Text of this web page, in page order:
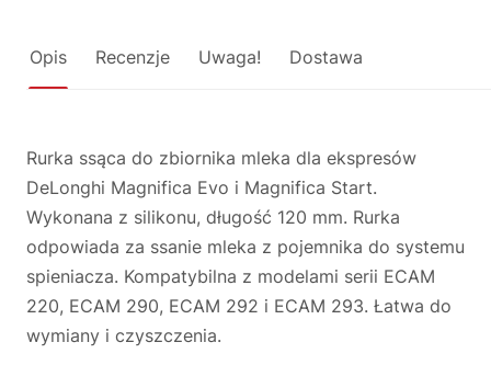
Opis Recenzje Uwaga! Dostawa
Rurka ssąca do zbiornika mleka dla ekspresów
DeLonghi Magnifica Evo i Magnifica Start.
Wykonana z silikonu, długość 120 mm. Rurka
odpowiada za ssanie mleka z pojemnika do systemu
spieniacza. Kompatybilna z modelami serii ECAM
220, ECAM 290, ECAM 292 i ECAM 293. Łatwa do
wymiany i czyszczenia.